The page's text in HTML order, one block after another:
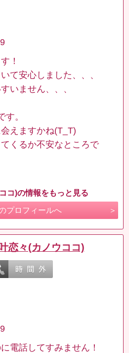
！
て安心しました、、、
いません、、、
す。
えますかね(T_T)
くるか不安なところで
コ)の情報をもっと見る
プロフィールへ
叶恋々(カノウココ)
電話してすみません！